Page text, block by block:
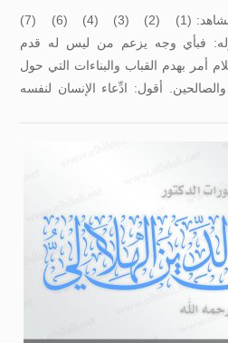
مناظرة في مسألة القبور والمشاهد: (1) (2) (3) (4) (6) (7)
فبأي وجه يزعم من ليس له قدم
أمر بهدم القباب والبناءات التي حول
والصالحين. أقول: ادِّعاء الإنسان لنفسه